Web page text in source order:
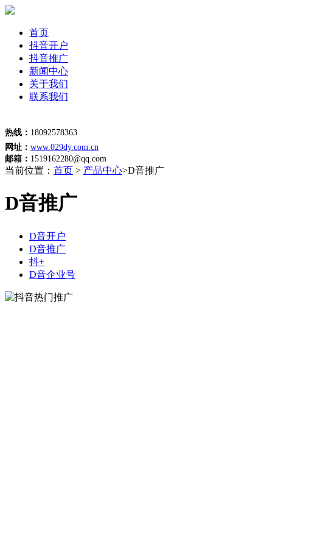
首页
抖音开户
抖音推广
新闻中心
关于我们
联系我们
热线： 18092578363
网址： www.029dy.com.cn
邮箱： 1519162280@qq.com
当前位置： 首页 > 产品中心>D音推广
D音推广
D音开户
D音推广
抖+
D音企业号